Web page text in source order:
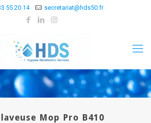
55 20 14 secretariat@hds50.fr
Mop Pro B410